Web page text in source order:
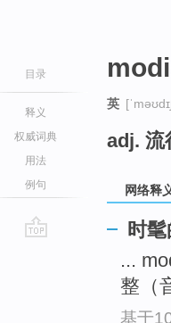
目录
释义
权威词典
用法
例句
英
adj. 流
网络释
时髦
...
整（
基于